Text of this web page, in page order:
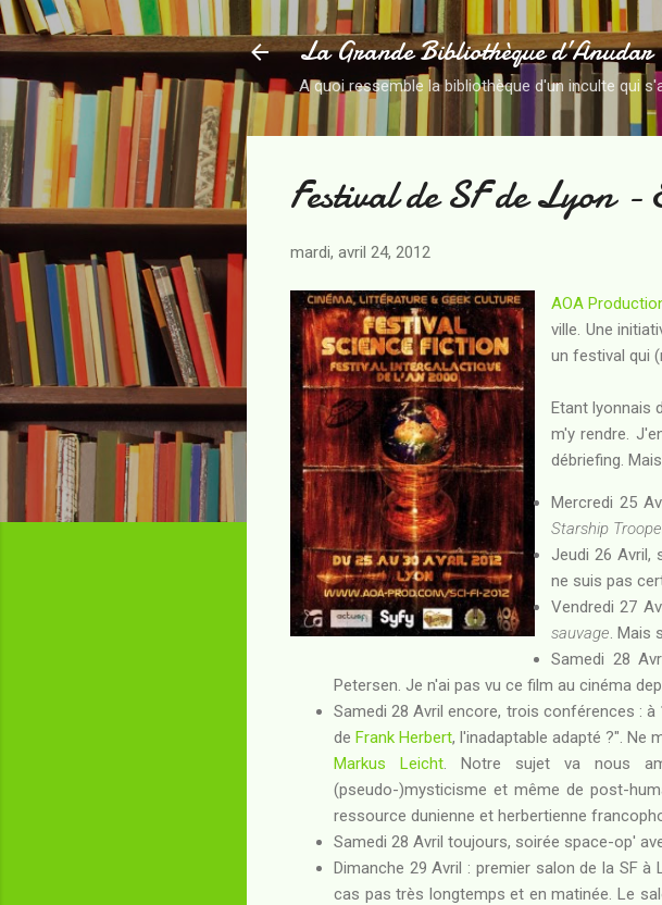
La Grande Bibliothèque d’Anudar
A quoi ressemble la bibliothèque d'un inculte qui
Festival de SF de Lyon -
mardi, avril 24, 2012
AOA
ville. Une
un festival qui
Etant lyonnais
m'y rendre.
débriefing.
Mercredi 25
Starship
Jeudi 26 Avril,
ne suis pas
Vendredi 27
sauvage . Mais
Samedi 28
Petersen. Je n'ai pas vu ce film au cinéma
Samedi 28 Avril encore, trois conférences : à
de Frank Herbert, l'inadaptable adapté ?". Ne
Markus Leicht . Notre sujet va nous
(pseudo-)mysticisme et même de post-
ressource dunienne et herbertienne
Samedi 28 Avril toujours, soirée space-op'
Dimanche 29 Avril : premier salon de la SF à
cas pas très longtemps et en matinée. Le